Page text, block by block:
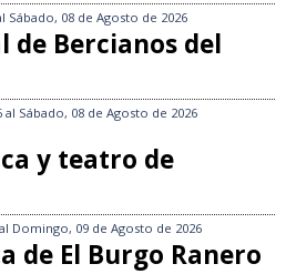
Sábado, 08 de Agosto de 2026
de Bercianos del
al Sábado, 08 de Agosto de 2026
y teatro de
al Domingo, 09 de Agosto de 2026
de El Burgo Ranero